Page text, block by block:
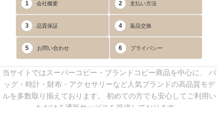
1 会社概要 2 支払い方法
3 品質保証 4 返品交換
5 お問い合わせ 6 プライバシー
当サイトではスーパーコピー・ブランドコピー商品を中心に、 バ
ッグ・時計・財布・アクセサリーなど人気ブランドの高品質モデ
ルを多数取り揃えております。 初めての方でも安心してご利用い
ただける通販サービスを提供しております。